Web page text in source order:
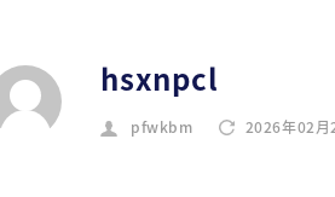
hsxnpcl
pfwkbm 2026年02月